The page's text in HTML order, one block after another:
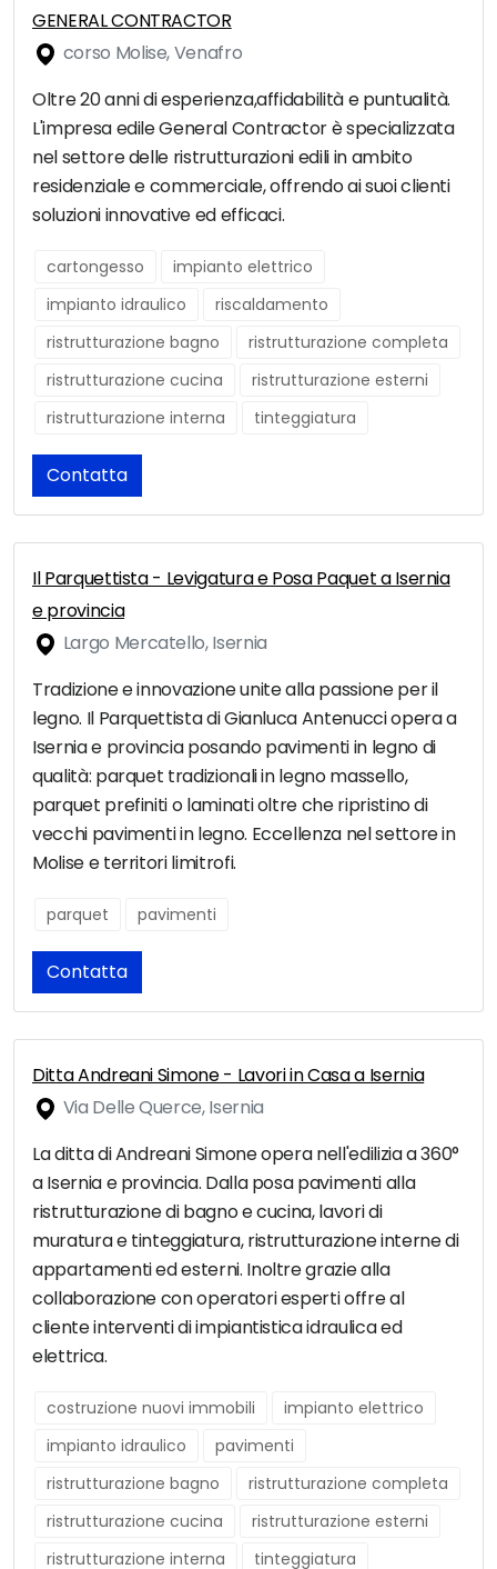
GENERAL CONTRACTOR
corso Molise, Venafro
Oltre 20 anni di esperienza,affidabilità e puntualità.
L'impresa edile General Contractor è specializzata
nel settore delle ristrutturazioni edili in ambito
residenziale e commerciale, offrendo ai suoi clienti
soluzioni innovative ed efficaci.
cartongesso
impianto elettrico
impianto idraulico
riscaldamento
ristrutturazione bagno
ristrutturazione completa
ristrutturazione cucina
ristrutturazione esterni
ristrutturazione interna
tinteggiatura
Contatta
Il Parquettista - Levigatura e Posa Paquet a Isernia
e provincia
Largo Mercatello, Isernia
Tradizione e innovazione unite alla passione per il
legno. Il Parquettista di Gianluca Antenucci opera a
Isernia e provincia posando pavimenti in legno di
qualità: parquet tradizionali in legno massello,
parquet prefiniti o laminati oltre che ripristino di
vecchi pavimenti in legno. Eccellenza nel settore in
Molise e territori limitrofi.
parquet pavimenti
Contatta
Ditta Andreani Simone - Lavori in Casa a Isernia
Via Delle Querce, Isernia
La ditta di Andreani Simone opera nell'edilizia a 360°
a Isernia e provincia. Dalla posa pavimenti alla
ristrutturazione di bagno e cucina, lavori di
muratura e tinteggiatura, ristrutturazione interne di
appartamenti ed esterni. Inoltre grazie alla
collaborazione con operatori esperti offre al
cliente interventi di impiantistica idraulica ed
elettrica.
costruzione nuovi immobili
impianto elettrico
impianto idraulico
pavimenti
ristrutturazione bagno
ristrutturazione completa
ristrutturazione cucina
ristrutturazione esterni
ristrutturazione interna
tinteggiatura